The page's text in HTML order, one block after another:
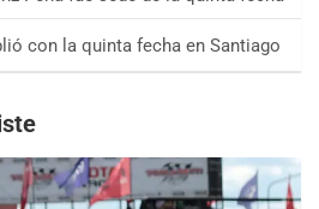
con la quinta fecha en Santiago